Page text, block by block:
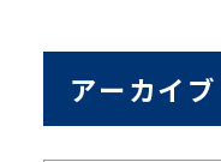
アーカイブ